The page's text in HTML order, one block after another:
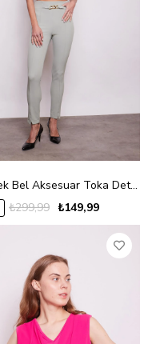
Yüksek Bel Aksesuar Toka Detaylı Likralı Pamuklu Şık Kumaş Pantolon-Çağla Yeşili
₺149,99
₺299,99